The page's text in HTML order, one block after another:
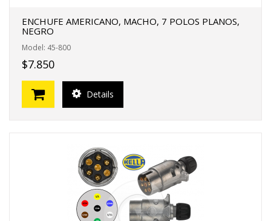
ENCHUFE AMERICANO, MACHO, 7 POLOS PLANOS,
NEGRO
Model: 45-800
$7.850
Details